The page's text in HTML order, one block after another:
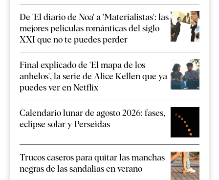
De 'El diario de Noa' a 'Materialistas': las
mejores películas románticas del siglo
XXI que no te puedes perder
Final explicado de 'El mapa de los
anhelos', la serie de Alice Kellen que ya
puedes ver en Netflix
Calendario lunar de agosto 2026: fases,
eclipse solar y Perseidas
Trucos caseros para quitar las manchas
negras de las sandalias en verano